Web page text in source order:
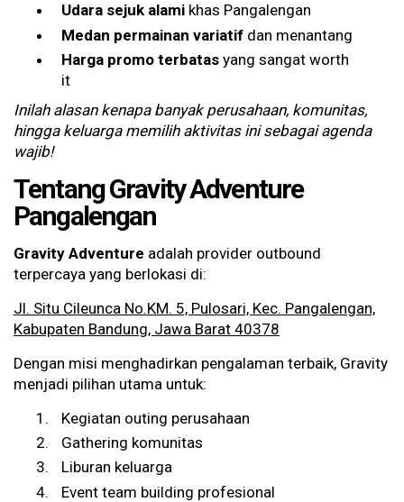
Udara sejuk alamikhas Pangalengan
Medan permainan variatifdan menantang
Harga promo terbatasyang sangat worth
it
Inilah alasan kenapa banyak perusahaan, komunitas,
hingga keluarga memilih aktivitas ini sebagai agenda
wajib!
Tentang Gravity Adventure
Pangalengan
Gravity Adventure adalah provider outbound
terpercaya yang berlokasi di:
Jl. Situ Cileunca No.KM. 5, Pulosari, Kec. Pangalengan,
Kabupaten Bandung, Jawa Barat 40378
Dengan misi menghadirkan pengalaman terbaik, Gravity
menjadi pilihan utama untuk:
Kegiatan outing perusahaan
Gathering komunitas
Liburan keluarga
Event team building profesional